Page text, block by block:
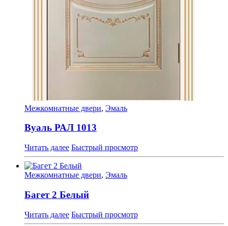
Межкомнатные двери, Эмаль
Вуаль РАЛ 1013
Читать далее Быстрый просмотр
Межкомнатные двери, Эмаль
Багет 2 Белый
Читать далее Быстрый просмотр